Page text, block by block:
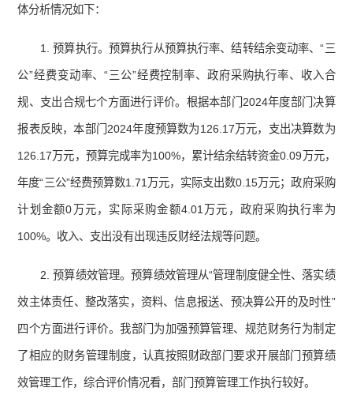
体分析情况如下：
1. 预算执行。预算执行从预算执行率、结转结余变动率、“三
公”经费变动率、“三公”经费控制率、政府采购执行率、收入合
规、支出合规七个方面进行评价。根据本部门2024年度部门决算
报表反映，本部门2024年度预算数为126.17万元，支出决算数为
126.17万元，预算完成率为100%，累计结余结转资金0.09万元，
年度“三公”经费预算数1.71万元，实际支出数0.15万元；政府采购
计划金额0万元，实际采购金额4.01万元，政府采购执行率为
100%。收入、支出没有出现违反财经法规等问题。
2. 预算绩效管理。预算绩效管理从“管理制度健全性、落实绩
效主体责任、整改落实，资料、信息报送、预决算公开的及时性”
四个方面进行评价。我部门为加强预算管理、规范财务行为制定
了相应的财务管理制度，认真按照财政部门要求开展部门预算绩
效管理工作，综合评价情况看，部门预算管理工作执行较好。